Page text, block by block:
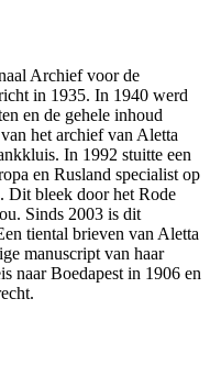
Archief voor de
in 1935. In 1940 werd
en de gehele inhoud
het archief van Aletta
In 1992 stuitte een
en Rusland specialist op
Dit bleek door het Rode
Sinds 2003 is dit
tiental brieven van Aletta
manuscript van haar
naar Boedapest in 1906 en